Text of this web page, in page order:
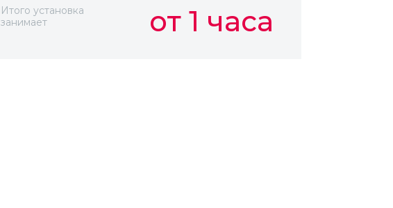
Итого установка
занимает
от 1 часа